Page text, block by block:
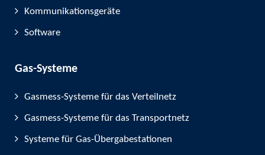
Kommunikationsgeräte
Software
Gas-Systeme
Gasmess-Systeme für das Verteilnetz
Gasmess-Systeme für das Transportnetz
Systeme für Gas-Übergabestationen